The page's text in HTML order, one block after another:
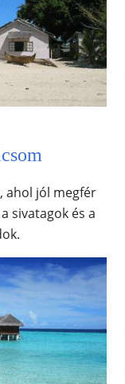
ahol jól megfér
sivatagok és a